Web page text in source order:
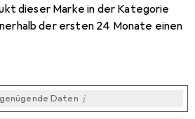
dieser Marke in der Kategorie
der ersten 24 Monate einen
Daten i